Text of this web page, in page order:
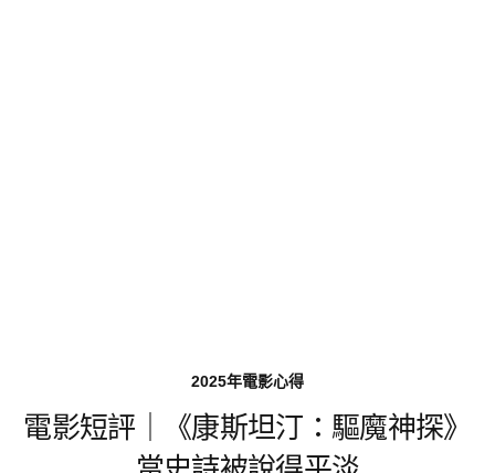
2025年電影心得
電影短評｜《康斯坦汀：驅魔神探》